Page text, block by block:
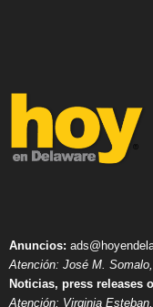
Anuncios:
Atención: José M.
Noticias, press releases
Atención: Virginia